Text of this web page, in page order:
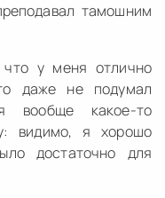
тамошним
что у меня отлично
даже не подумал
вообще какое-то
видимо, я хорошо
достаточно для